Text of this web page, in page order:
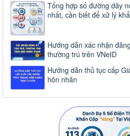
Tổng hợp số đường dây
nhất, cần biết để xử lý
Hướng dẫn xác nhận
thường trú trên VNeID
Hướng dẫn thủ tục cấp
hôn nhân